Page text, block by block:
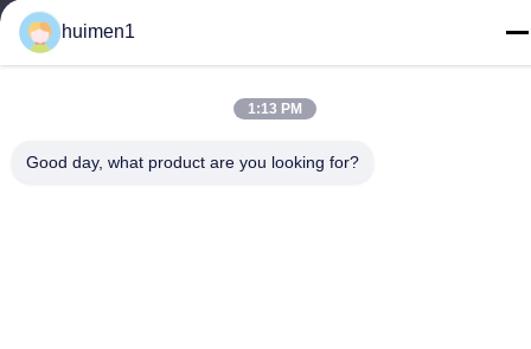
De Goede Kwaliteit van China Isuzu-motoronderdelen
huimen1
1:13 PM
Good day, what product are you looking for?